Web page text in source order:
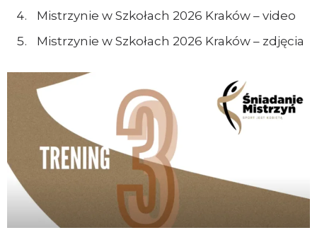
Mistrzynie w Szkołach 2026 Kraków – video
Mistrzynie w Szkołach 2026 Kraków – zdjęcia